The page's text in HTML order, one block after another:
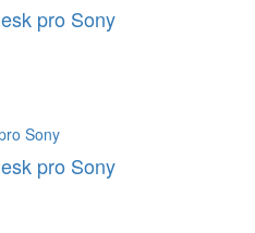
pro Sony
pro Sony